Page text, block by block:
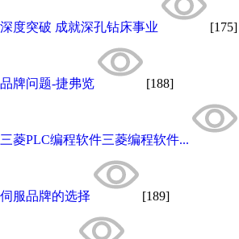
深度突破 成就深孔钻床事业 [175]
品牌问题-捷弗览 [188]
三菱PLC编程软件三菱编程软件...
伺服品牌的选择 [189]